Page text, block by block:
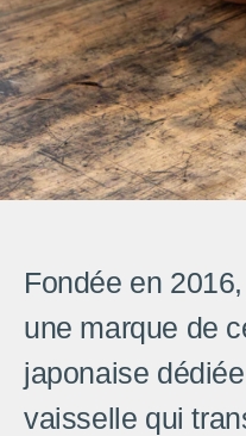
Fondée en
une marque de
japonaise
vaisselle qui